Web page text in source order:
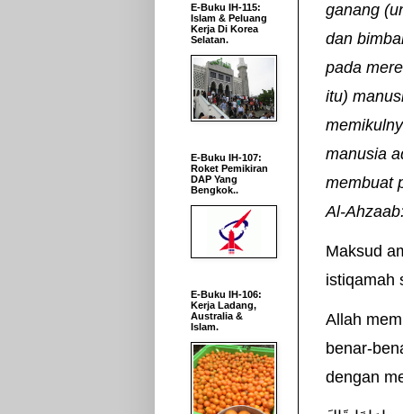
ganang
dan
pada
itu)
manusia
membuat
Al-
Maksud
istiqamah
Allah
benar-
dengan
E-Buku IH-115:
Islam & Peluang
Kerja Di Korea
Selatan.
E-Buku IH-107:
Roket Pemikiran
DAP Yang
Bengkok..
E-Buku IH-106:
Kerja Ladang,
Australia &
Islam.